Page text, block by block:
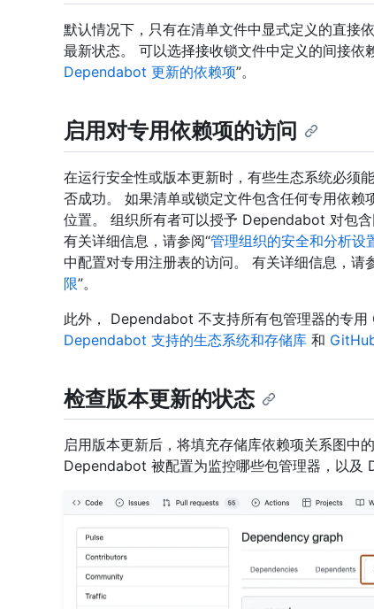
默认情况下，只有在清单文件中显式定义的直
最新状态。 可以选择接收锁文件中定义的间接依
Dependabot 更新的依赖项”。
启用对专用依赖项的访问
在运行安全性或版本更新时，有些生态系统必须
否成功。 如果清单或锁定文件包含任何专用依
位置。 组织所有者可以授予 Dependabot 对包
有关详细信息，请参阅“管理组织的安全和分析设
中配置对专用注册表的访问。 有关详细信息，请
限”。
此外， Dependabot 不支持所有包管理器的专
Dependabot 支持的生态系统和存储库 和
检查版本更新的状态
启用版本更新后，将填充存储库依赖项关系图中的
Dependabot 被配置为监控哪些包管理器，以及